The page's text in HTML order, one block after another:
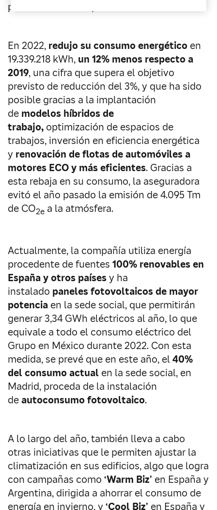
países donde está presente.
En 2022, redujo su consumo energético en
19.339.218 kWh, un 12% menos respecto a
2019, una cifra que supera el objetivo
previsto de reducción del 3%, y que ha sido
posible gracias a la implantación
de modelos híbridos de
trabajo, optimización de espacios de
trabajos, inversión en eficiencia energética
y renovación de flotas de automóviles a
motores ECO y más eficientes. Gracias a
esta rebaja en su consumo, la aseguradora
evitó el año pasado la emisión de 4.095 Tm
de CO2e a la atmósfera.
Actualmente, la compañía utiliza energía
procedente de fuentes 100% renovables en
España y otros paísesy ha
instalado paneles fotovoltaicos de mayor
potencia en la sede social, que permitirán
generar 3,34 GWh eléctricos al año, lo que
equivale a todo el consumo eléctrico del
Grupo en México durante 2022. Con esta
medida, se prevé que en este año, el40%
del consumo actual en la sede social, en
Madrid, proceda de la instalación
deautoconsumo fotovoltaico.
A lo largo del año, también lleva a cabo
otras iniciativas que le permiten ajustar la
climatización en sus edificios, algo que logra
con campañas como ‘Warm Biz’ en España y
Argentina, dirigida a ahorrar el consumo de
energía en invierno, y‘Cool Biz’ en España y